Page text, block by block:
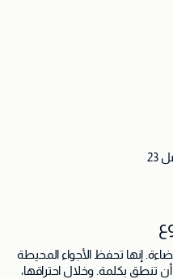
23
إنها تحفظ الأجواء المحيطة
بكلمة. وخلال احتراقها،